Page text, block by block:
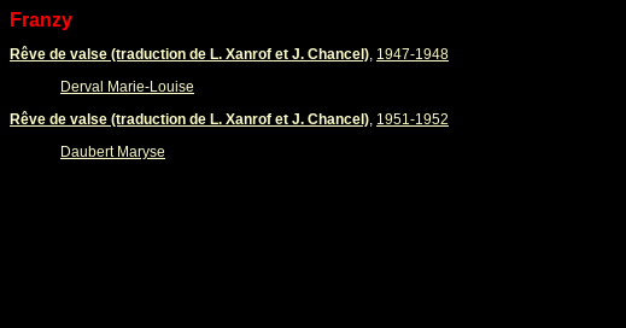
Franzy
Rêve de valse (traduction de L. Xanrof et J. Chancel), 1947-1948
Derval Marie-Louise
Rêve de valse (traduction de L. Xanrof et J. Chancel), 1951-1952
Daubert Maryse